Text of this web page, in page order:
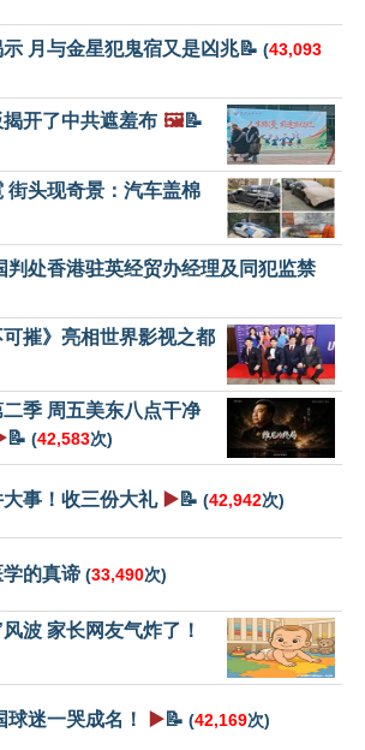
月与金星犯鬼宿又是凶兆📝 (43,093
开了中共遮羞布 🖼️📝
街头现奇景：汽车盖棉
判处香港驻英经贸办经理及同犯监禁
摧》亮相世界影视之都
二季 周五美东八点干净
📝 (42,583次)
事！收三份大礼 ▶️📝 (42,942次)
的真谛 (33,490次)
波 家长网友气炸了！
迷一哭成名！ ▶️📝 (42,169次)